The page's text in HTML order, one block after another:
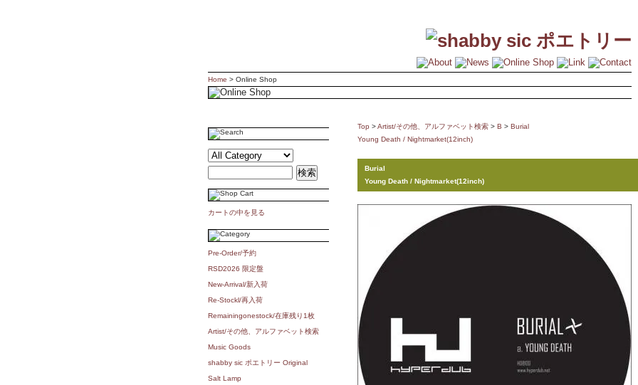
Home > Online Shop
カートの中を見る
Pre-Order/予約
RSD2026 限定盤
New-Arrival/新入荷
Re-Stockl/再入荷
Remainingonestock/在庫残り1枚
Artist/その他、アルファベット検索
Music Goods
shabby sic ポエトリー Original
Salt Lamp
Top >Artist/その他、アルファベット検索 > B > Burial
Young Death / Nightmarket(12inch)
Burial
Young Death / Nightmarket(12inch)